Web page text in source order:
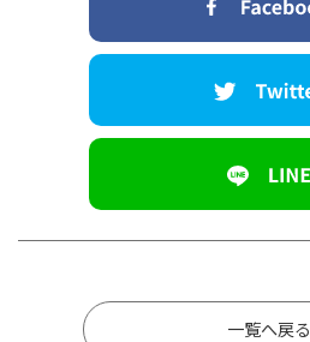
一覧へ戻る